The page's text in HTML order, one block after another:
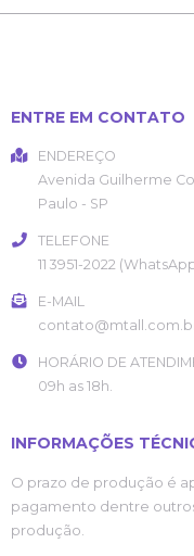
ENTRE EM CONTATO
ENDEREÇO
Avenida Guilherme
Paulo - SP
TELEFONE
11 3951-2022
E-MAIL
HORÁRIO DE
09h as 18h.
INFORMAÇÕES
O prazo de produção é
pagamento dentre
produção.